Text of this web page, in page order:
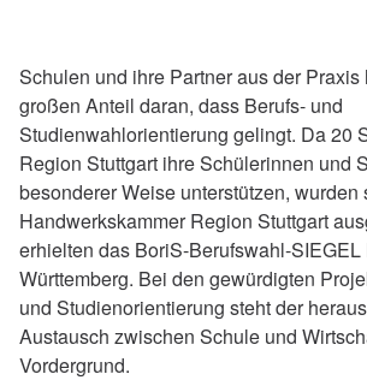
Schulen und ihre Partner aus der Praxis
großen Anteil daran, dass Berufs- und
Studienwahlorientierung gelingt. Da 20
Region Stuttgart ihre Schülerinnen und
besonderer Weise unterstützen, wurden
Handwerkskammer Region Stuttgart
erhielten das BoriS-Berufswahl-SIEGEL
Württemberg. Bei den gewürdigten
und Studienorientierung steht der
Austausch zwischen Schule und
Vordergrund.